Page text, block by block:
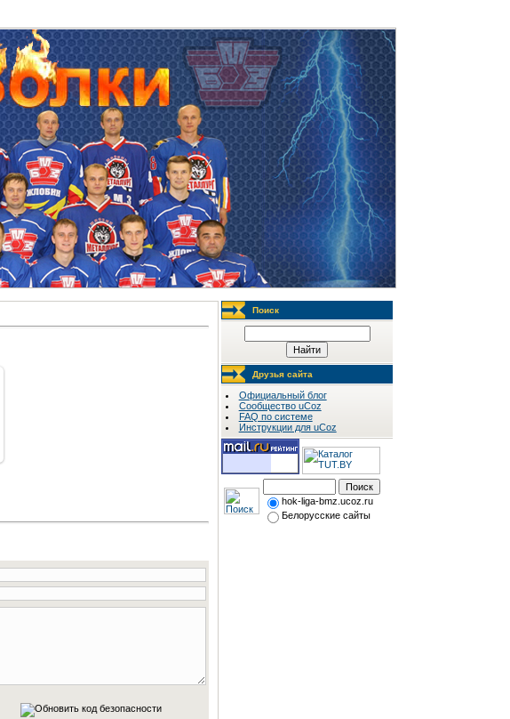
Поиск
Друзья сайта
Официальный блог
Сообщество uCoz
FAQ по системе
Инструкции для uCoz
hok-liga-bmz.ucoz.ru
Белорусские сайты